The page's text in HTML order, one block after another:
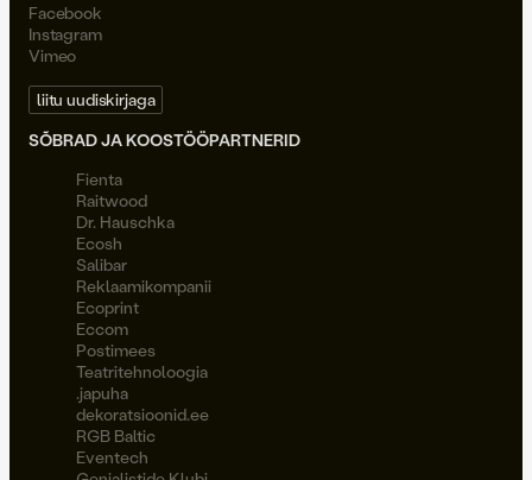
Facebook
Instagram
Vimeo
liitu uudiskirjaga
SÕBRAD JA KOOSTÖÖPARTNERID
Fienta
Raitwood
Dr. Hauschka
Ecosh
Salibar
Reklaamikompanii
Ecoprint
Eccom
Postimees
Teatritehnoloogia
.japuha
dekoratsioonid.ee
RGB Baltic
Eventech